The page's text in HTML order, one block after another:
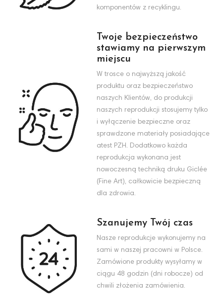
komponentów z recyklingu.
Twoje bezpieczeństwo
stawiamy na pierwszym
miejscu
W trosce o najwyższą jakość
produktu oraz bezpieczeństwo
naszych Klientów, do produkcji
naszych reprodukcji stosujemy tylko
i wyłączenie bezpieczne oraz
sprawdzone materiały posiadające
atest PZH. Dodatkowo każda
reprodukcja wykonana jest
nowoczesną techniką druku Giclée
(Fine Art), całkowicie bezpieczną
dla zdrowia.
Szanujemy Twój czas
Nasze reprodukcje wykonujemy na
sami w naszej pracowni w Polsce.
Zamówione produkty wysyłamy w
ciągu 48 godzin (dni robocze) od
chwili złożenia zamówienia.